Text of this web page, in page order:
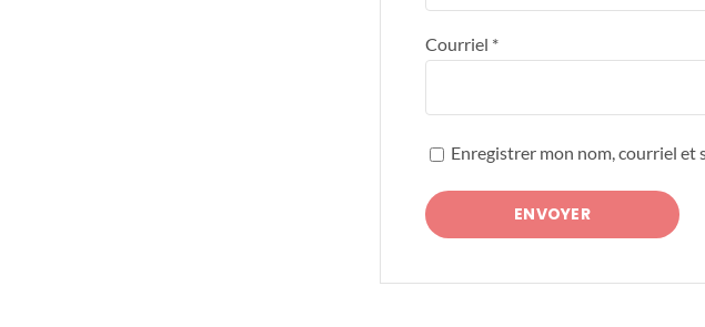
Courriel *
Enregistrer mon nom, courriel et